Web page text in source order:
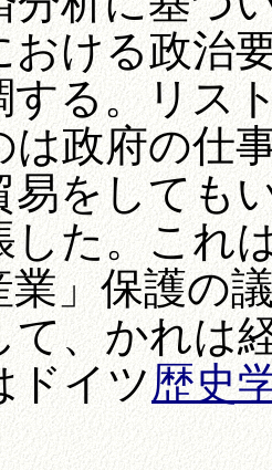
おける政治
る。リス
は政府の仕
易をしても
した。これ
業」保護の
て、かれは
ドイツ歴史